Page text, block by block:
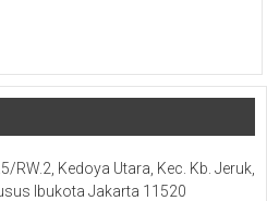
RW.2, Kedoya Utara, Kec. Kb. Jeruk,
Ibukota Jakarta 11520